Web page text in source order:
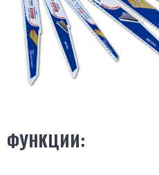
ФУНКЦИИ: